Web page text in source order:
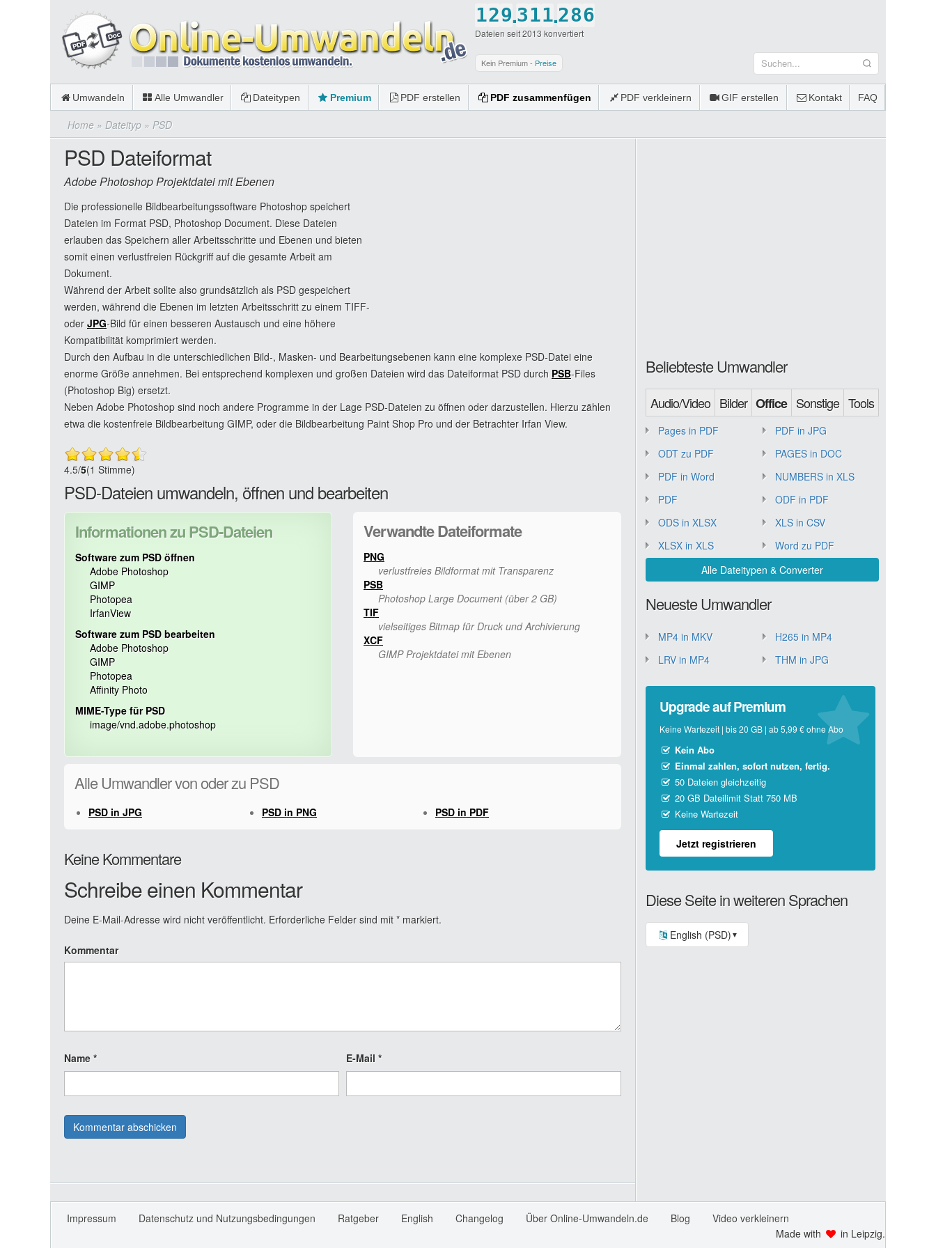
1
2
3
4
5
6
2
3
4
5
6
7
9
0
.3
4
5
6
7
8
1
2
3
4
5
6
1
2
3
4
5
6
.2
3
4
5
6
7
8
9
6
7
9
0
Dateien seit 2013 konvertiert
Kein Premium - Preise
Umwandeln Alle Umwandler Dateitypen Premium PDF erstellen PDF zusammenfügen PDF verkleinern GIF erstellen Kontakt FAQ
Home » Dateityp » PSD
PSD Dateiformat
Adobe Photoshop Projektdatei mit Ebenen
Die professionelle Bildbearbeitungssoftware Photoshop speichert
Dateien im Format PSD, Photoshop Document. Diese Dateien
erlauben das Speichern aller Arbeitsschritte und Ebenen und bieten
somit einen verlustfreien Rückgriff auf die gesamte Arbeit am
Dokument.
Während der Arbeit sollte also grundsätzlich als PSD gespeichert
werden, während die Ebenen im letzten Arbeitsschritt zu einem TIFF-
oder JPG-Bild für einen besseren Austausch und eine höhere
Kompatibilität komprimiert werden.
Durch den Aufbau in die unterschiedlichen Bild-, Masken- und Bearbeitungsebenen kann eine komplexe PSD-Datei eine
enorme Größe annehmen. Bei entsprechend komplexen und großen Dateien wird das Dateiformat PSD durch PSB-Files
(Photoshop Big) ersetzt.
Neben Adobe Photoshop sind noch andere Programme in der Lage PSD-Dateien zu öffnen oder darzustellen. Hierzu zählen
etwa die kostenfreie Bildbearbeitung GIMP, oder die Bildbearbeitung Paint Shop Pro und der Betrachter Irfan View.
4.5/5(1 Stimme)
PSD-Dateien umwandeln, öffnen und bearbeiten
Informationen zu PSD-Dateien
Software zum PSD öffnen
Adobe Photoshop
GIMP
Photopea
IrfanView
Software zum PSD bearbeiten
Adobe Photoshop
GIMP
Photopea
Affinity Photo
MIME-Type für PSD
image/vnd.adobe.photoshop
Verwandte Dateiformate
PNG
verlustfreies Bildformat mit Transparenz
PSB
Photoshop Large Document (über 2 GB)
TIF
vielseitiges Bitmap für Druck und Archivierung
XCF
GIMP Projektdatei mit Ebenen
Alle Umwandler von oder zu PSD
PSD in JPG PSD in PNG PSD in PDF
Keine Kommentare
Schreibe einen Kommentar
Deine E-Mail-Adresse wird nicht veröffentlicht. Erforderliche Felder sind mit * markiert.
Kommentar
Name * E-Mail *
Beliebteste Umwandler
Audio/Video Bilder Office Sonstige Tools
Pages in PDF
PDF in JPG
ODT zu PDF
PAGES in DOC
PDF in Word
NUMBERS in XLS
PDF
ODF in PDF
ODS in XLSX
XLS in CSV
XLSX in XLS
Word zu PDF
Alle Dateitypen & Converter
Neueste Umwandler
MP4 in MKV
H265 in MP4
LRV in MP4
THM in JPG
Upgrade auf Premium
Keine Wartezeit | bis 20 GB | ab 5,99 € ohne Abo
Kein Abo
Einmal zahlen, sofort nutzen, fertig.
50 Dateien gleichzeitig
20 GB Dateilimit Statt 750 MB
Keine Wartezeit
Jetzt registrieren
Diese Seite in weiteren Sprachen
English (PSD) ▼
Impressum Datenschutz und Nutzungsbedingungen Ratgeber English Changelog Über Online-Umwandeln.de Blog
Video verkleinern
Made with
in Leipzig.